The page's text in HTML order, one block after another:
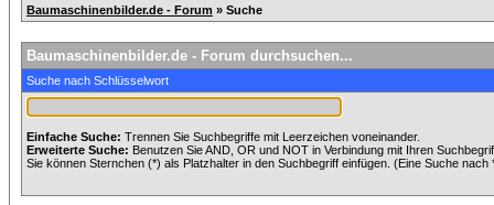
Baumaschinenbilder.de - Forum » Suche
Baumaschinenbilder.de - Forum durchsuchen...
Suche nach Schlüsselwort
Einfache Suche: Trennen Sie Suchbegriffe mit Leerzeichen voneinander.
Erweiterte Suche: Benutzen Sie AND, OR und NOT in Verbindung mit Ihren
Sie können Sternchen (*) als Platzhalter in den Suchbegriff einfügen. (Eine Suche